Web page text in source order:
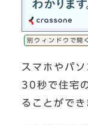
別ウィンドウで開く
スマホやパ
30秒で住宅
ることができ